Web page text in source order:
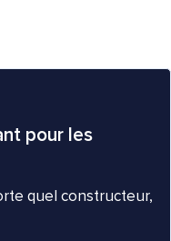
pour les
quel constructeur,